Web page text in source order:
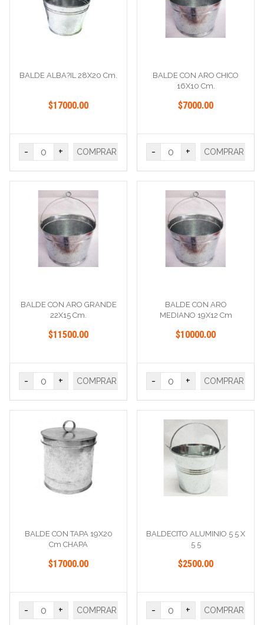
BALDE ALBA?IL 28X20 Cm.
$17000.00
- + COMPRAR
BALDE CON ARO CHICO
16X10 Cm.
$7000.00
- + COMPRAR
BALDE CON ARO GRANDE
22X15 Cm.
$11500.00
- + COMPRAR
BALDE CON ARO
MEDIANO 19X12 Cm
$10000.00
- + COMPRAR
BALDE CON TAPA 19X20
Cm CHAPA
$17000.00
- + COMPRAR
BALDECITO ALUMINIO 5 5 X
5 5
$2500.00
- + COMPRAR